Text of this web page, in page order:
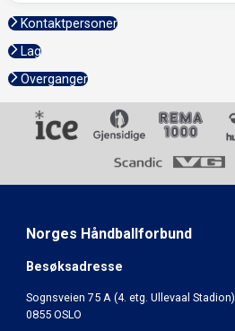
Kontaktpersoner
Lag
Overganger
Norges Håndballforbund
Besøksadresse
Sognsveien 75 A (4. etg. Ullevaal Stadion)
0855 OSLO